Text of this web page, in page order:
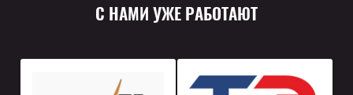
С НАМИ УЖЕ РАБОТАЮТ